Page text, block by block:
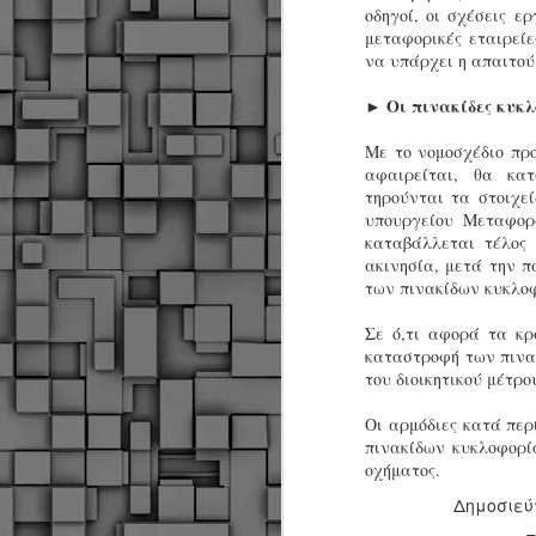
οδηγοί, οι σχέσεις
μεταφορικές
να υπάρχει η
► Οι πινακίδες
Με το νομοσχέδιο
αφαιρείται, θα
τηρούνται τα
υπουργείου
καταβάλλεται
ακινησία, μετά την
των πινακίδων
Σε ό,τι αφορά τα
καταστροφή των
του διοικητικού
Οι αρμόδιες κατά
πινακίδων
οχήματος.
►